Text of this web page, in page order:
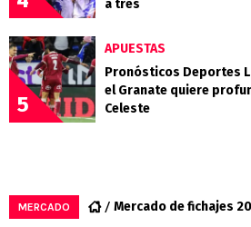
a tres
5
APUESTAS
Pronósticos Deportes
el Granate quiere
Celeste
MERCADO Mercado de fichajes